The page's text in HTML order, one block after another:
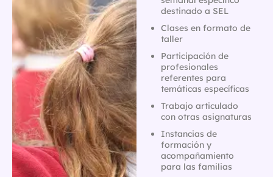
destinado a SEL
Clases en formato de
taller
Participación de
profesionales
referentes para
temáticas específicas
Trabajo articulado
con otras asignaturas
Instancias de
formación y
acompañamiento
para las familias